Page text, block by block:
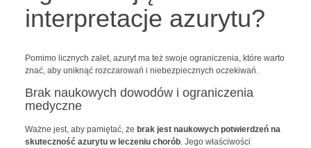
interpretacje azurytu?
Pomimo licznych zalet, azuryt ma też swoje ograniczenia, które warto
znać, aby uniknąć rozczarowań i niebezpiecznych oczekiwań.
Brak naukowych dowodów i ograniczenia
medyczne
Ważne jest, aby pamiętać, że brak jest naukowych potwierdzeń na
skuteczność azurytu w leczeniu chorób. Jego właściwości